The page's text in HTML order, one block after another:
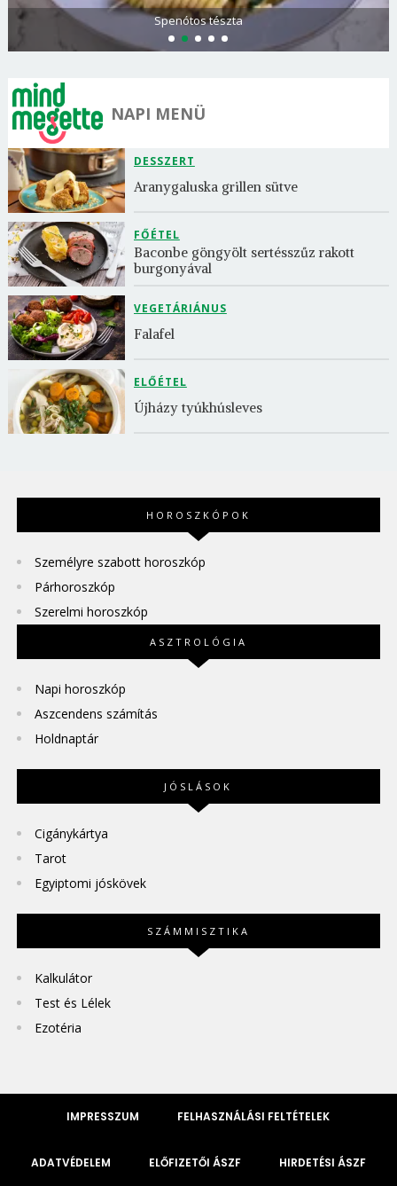
Olasz és görög paradicsomsaláta
NAPI MENÜ
DESSZERT
Aranygaluska grillen sütve
FŐÉTEL
Baconbe göngyölt sertésszűz rakott
burgonyával
VEGETÁRIÁNUS
Falafel
ELŐÉTEL
Újházy tyúkhúsleves
HOROSZKÓPOK
Személyre szabott horoszkóp
Párhoroszkóp
Szerelmi horoszkóp
ASZTROLÓGIA
Napi horoszkóp
Aszcendens számítás
Holdnaptár
JÓSLÁSOK
Cigánykártya
Tarot
Egyiptomi jóskövek
SZÁMMISZTIKA
Kalkulátor
Test és Lélek
Ezotéria
IMPRESSZUM FELHASZNÁLÁSI FELTÉTELEK
ADATVÉDELEM ELŐFIZETŐI ÁSZF HIRDETÉSI ÁSZF